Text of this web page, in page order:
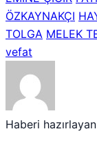
ÖZKAYNAKÇI
TOLGA MELEK
vefat
Haberi hazırlayan